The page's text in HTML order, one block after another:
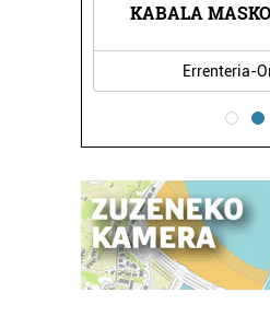
KABALA
Errenteria-